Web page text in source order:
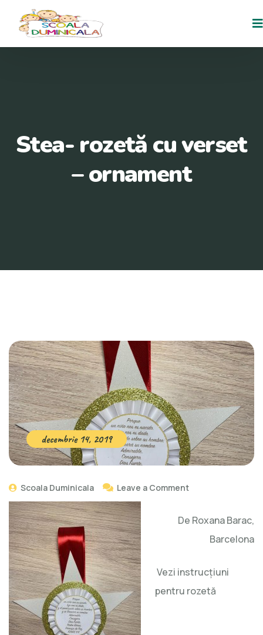
Stea- rozetă cu verset
– ornament
decembrie 14, 2019
Scoala Duminicala Leave a Comment
De Roxana Barac,
Barcelona
Vezi instrucțiuni
pentru rozetă